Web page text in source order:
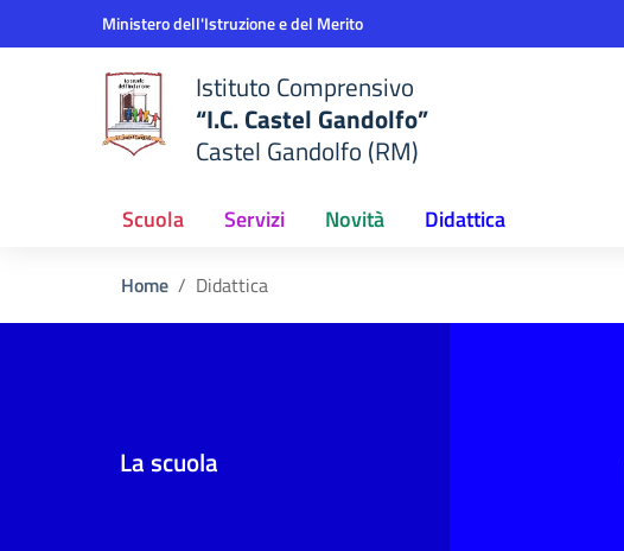
Vai ai contenuti
Vai al menu di navigazioneMinistero dell'Istruzione e del Merito
Istituto Comprensivo
“I.C. Castel Gandolfo”
Castel Gandolfo (RM)
Scuola Servizi Novità Didattica
Home Didattica
La scuola